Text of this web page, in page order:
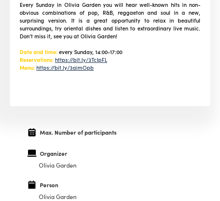
Every Sunday in Olivia Garden you will hear well-known hits in non-
obvious combinations of pop, R&B, reggaeton and soul in a new,
surprising version. It is a great opportunity to relax in beautiful
surroundings, try oriental dishes and listen to extraordinary live music.
Don’t miss it, see you at Olivia Garden!
Date and time:every Sunday, 14:00-17:00
Reservations:https://bit.ly/3TcIpFL
Menu:https://bit.ly/3aimOpb
Max. Number of participants
Organizer
Olivia Garden
Person
Olivia Garden